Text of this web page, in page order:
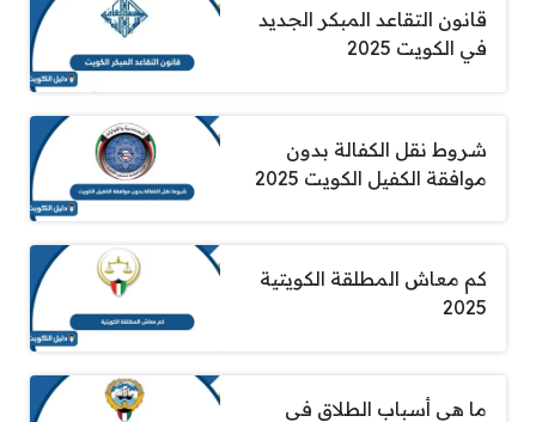
قانون التقاعد المبكر الجديد
في الكويت 2025
شروط نقل الكفالة بدون
موافقة الكفيل الكويت 2025
كم معاش المطلقة الكويتية
2025
ما هي أسباب الطلاق في